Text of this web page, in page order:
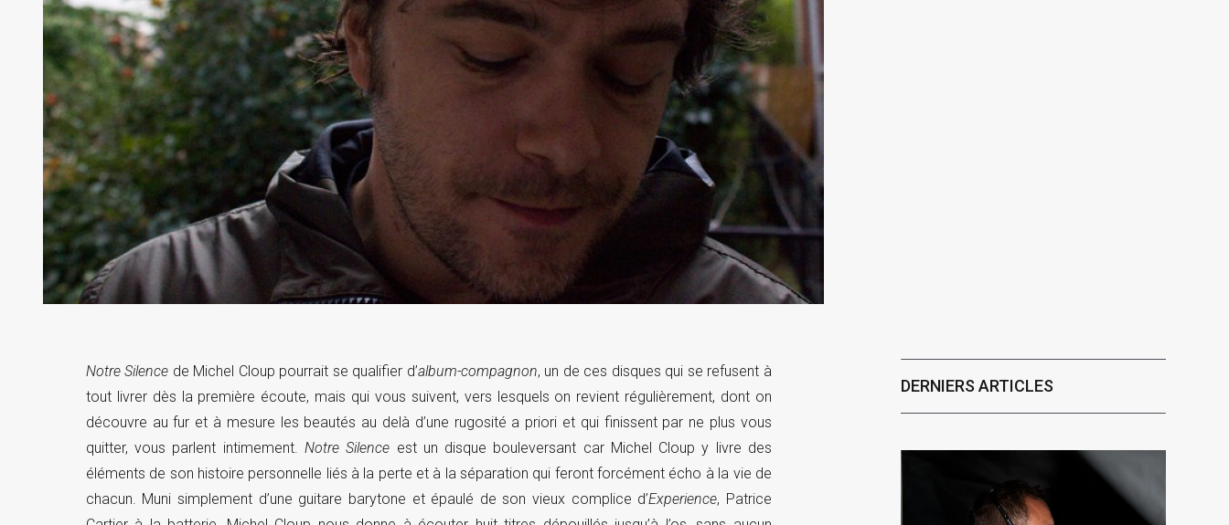
Notre Silence de Michel Cloup pourrait se qualifier d’album-compagnon, un de ces disques qui se refusent à
tout livrer dès la première écoute, mais qui vous suivent, vers lesquels on revient régulièrement, dont on
découvre au fur et à mesure les beautés au delà d’une rugosité a priori et qui finissent par ne plus vous
quitter, vous parlent intimement. Notre Silence est un disque bouleversant car Michel Cloup y livre des
éléments de son histoire personnelle liés à la perte et à la séparation qui feront forcément écho à la vie de
chacun. Muni simplement d’une guitare barytone et épaulé de son vieux complice d’Experience, Patrice
DERNIERS ARTICLES